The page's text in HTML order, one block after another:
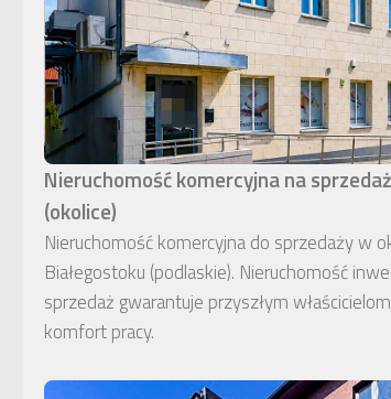
Nieruchomość komercyjna na
(okolice)
Nieruchomość komercyjna do sprzedaży w
Białegostoku (podlaskie). Nieruchomość
sprzedaż gwarantuje przyszłym
komfort pracy.